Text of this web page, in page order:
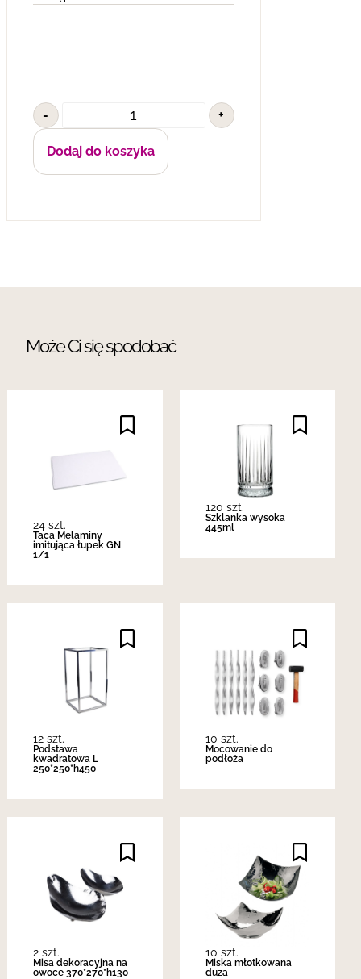
- +
Dodaj do koszyka
Może Ci się spodobać
24 szt.
Taca Melaminy
imitująca łupek GN
1/1
120 szt.
Szklanka wysoka
445ml
12 szt.
Podstawa
kwadratowa L
250*250*h450
10 szt.
Mocowanie do
podłoża
2 szt.
Misa dekoracyjna na
owoce 370*270*h130
10 szt.
Miska młotkowana
duża